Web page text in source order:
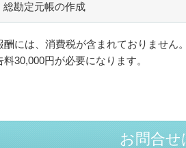
総勘定元帳の作成
酬には、消費税が含まれておりませ
料30,000円が必要になります。
お問合せ